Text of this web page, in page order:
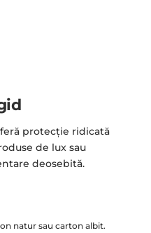
protecție ridicată
de lux sau
deosebită.
natur sau carton albit.